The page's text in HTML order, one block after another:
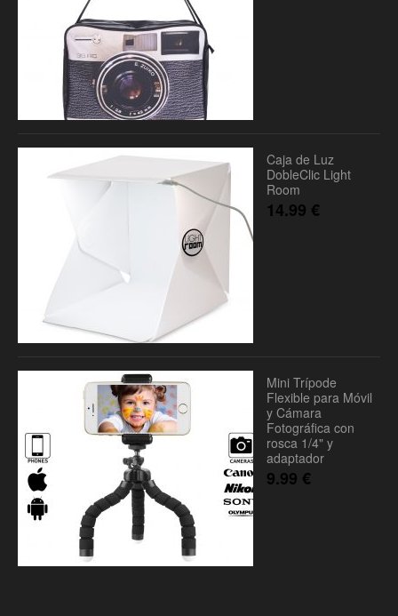
Caja de Luz
DobleClic Light
Room
14.99 €
Mini Trípode
Flexible para Móvil
y Cámara
Fotográfica con
rosca 1/4" y
adaptador
9.99 €